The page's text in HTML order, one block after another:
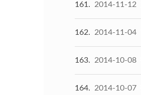
161 2014-11-12
162 2014-11-04
163 2014-10-08
164 2014-10-07